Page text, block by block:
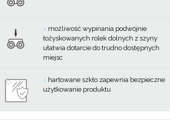
> możliwość wypinania podwójnie
łożyskowanych rolek dolnych z szyny
ułatwia dotarcie do trudno dostępnych
miejsc
> hartowane szkło zapewnia bezpieczne
użytkowanie produktu